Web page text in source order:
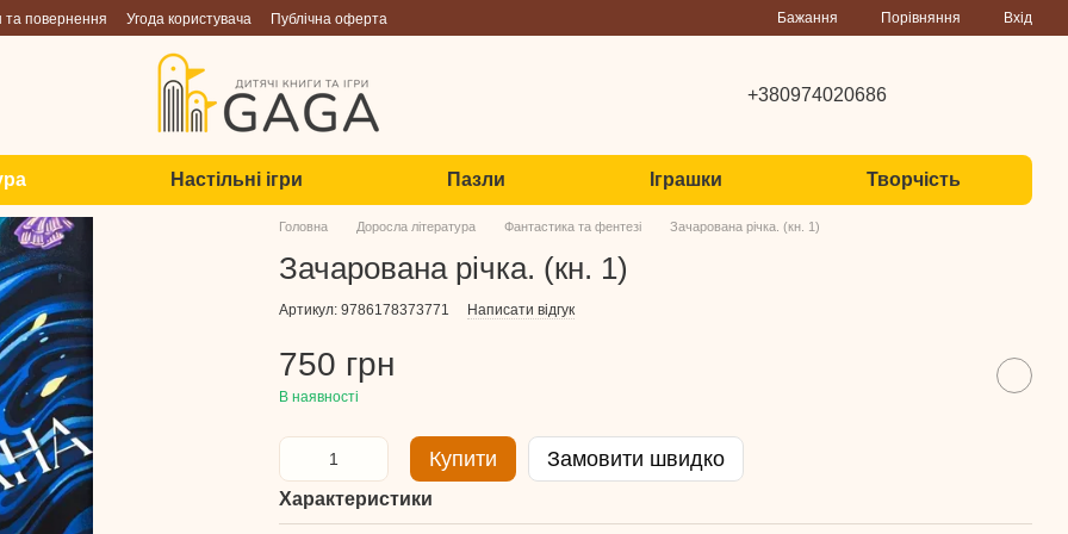
та повернення Угода користувача Публічна оферта Бажання Порівняння Вхід
+380974020686
Настільні ігри Пазли Іграшки Творчість
Головна Доросла література Фантастика та фентезі Зачарована річка. (кн. 1)
Зачарована річка. (кн. 1)
Артикул: 9786178373771 Написати відгук
750 грн
В наявності
Купити Замовити швидко
Характеристики